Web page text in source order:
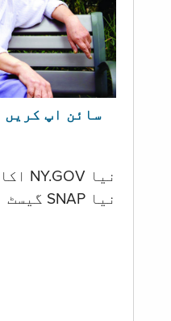
سائن اپ کریں
نیا NY.GOV اکاؤنٹ بنائیں
نیا SNAP گیسٹ اکاؤنٹ بنائیں